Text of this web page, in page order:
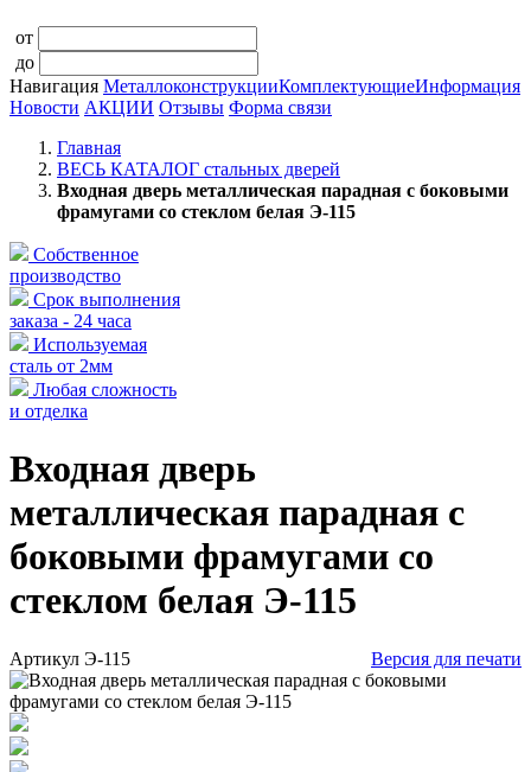
от
до
Навигация МеталлоконструкцииКомплектующиеИнформация
Новости АКЦИИ Отзывы Форма связи
Главная
ВЕСЬ КАТАЛОГ стальных дверей
Входная дверь металлическая парадная с боковыми
фрамугами со стеклом белая Э-115
Собственное
производство
Срок выполнения
заказа - 24 часа
Используемая
сталь от 2мм
Любая сложность
и отделка
Входная дверь
металлическая парадная с
боковыми фрамугами со
стеклом белая Э-115
Артикул Э-115 Версия для печати